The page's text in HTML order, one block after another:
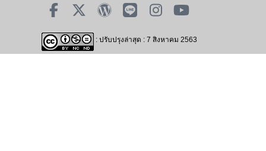
: ปรับปรุงล่าสุด : 7 สิงหาคม 2563